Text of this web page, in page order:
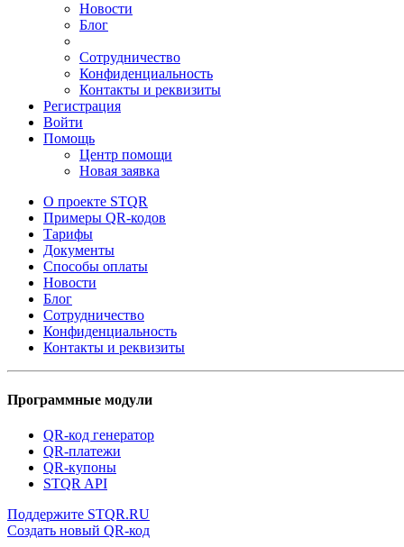
Новости
Блог
Сотрудничество
Конфиденциальность
Контакты и реквизиты
Регистрация
Войти
Помощь
Центр помощи
Новая заявка
О проекте STQR
Примеры QR-кодов
Тарифы
Документы
Способы оплаты
Новости
Блог
Сотрудничество
Конфиденциальность
Контакты и реквизиты
Программные модули
QR-код генератор
QR-платежи
QR-купоны
STQR API
Поддержите STQR.RU
Создать новый QR-код